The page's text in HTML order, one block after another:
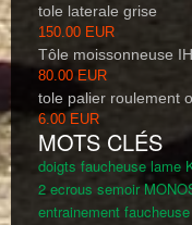
tole laterale grise
150.00 EUR
Tôle moissonneuse IH
80.00 EUR
tole palier roulement
6.00 EUR
MOTS CLÉS
doigts faucheuse lame
2 ecrous semoir
entrainement